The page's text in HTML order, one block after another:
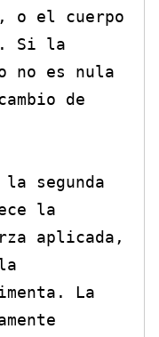
o el cuerpo
Si la
no es nula
de
segunda
la
aplicada,
La